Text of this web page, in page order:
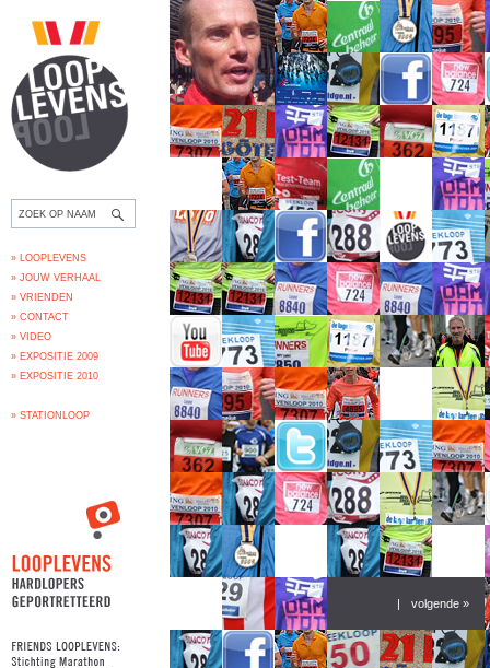
» LOOPLEVENS
» JOUW VERHAAL
» VRIENDEN
» CONTACT
» VIDEO
» EXPOSITIE 2009
» EXPOSITIE 2010
» STATIONLOOP
| volgende »